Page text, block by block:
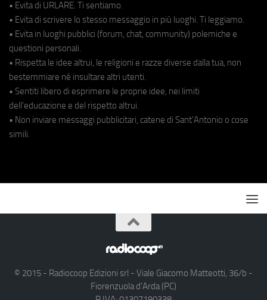
• Evita di URLARE. Ti sentiamo.
• Evita di scrivere lo stesso messaggio in più luoghi. Ti leggiamo.
• Evita in luoghi pubblici (forum, chat, community) polemiche e
questioni personali.
• Rispetta le idee altrui, le religioni e razze diverse dalla tua, non
bestemmiare né insultare altri utenti.
• Sentiti libero di esprimere le proprie idee, nei limiti
dell'educazione e del rispetto altrui.
• Non inviare messaggi pubblicitari, catene di Sant'Antonio o cose
simili.
© 2015 - Radiocoop Edizioni srl - Viale Giacomo Matteotti, 36/b -
Fiorenzuola d'Arda (PC)